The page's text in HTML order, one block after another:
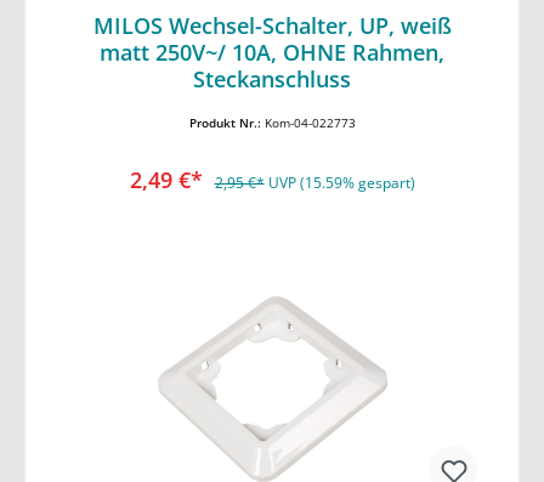
MILOS Wechsel-Schalter, UP, weiß
matt 250V~/ 10A, OHNE Rahmen,
Steckanschluss
Produkt Nr.: Kom-04-022773
2,49 €* 2,95 €* UVP (15.59% gespart)
In den Warenkorb